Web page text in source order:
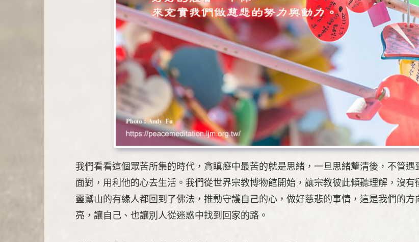
我們看看這個眾苦所集的時代，貪瞋癡中最苦的就是思緒，一旦思緒釐清後，不管
面對，用利他的心去生活。我們從世界宗教博物館開始，讓宗教彼此傾聽理解，沒
靈鷲山的有緣人都回到了佛法，推動守護自己的心，做好慈悲的事情，這是我們的
亮，讓自己、也讓別人從迷惑中找到回家的路。